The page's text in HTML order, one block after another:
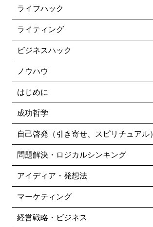
ライフハック
ライティング
ビジネスハック
ノウハウ
はじめに
成功哲学
自己啓発（引き寄せ、スピリチュアル）
問題解決・ロジカルシンキング
アイディア・発想法
マーケティング
経営戦略・ビジネス